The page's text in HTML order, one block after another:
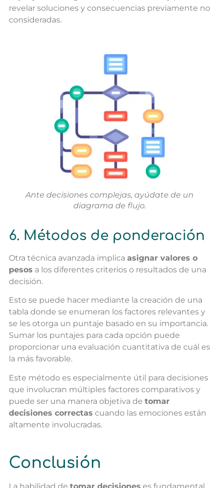
revelar soluciones y consecuencias previamente no
consideradas.
Ante decisiones complejas, ayúdate de un
diagrama de flujo.
6. Métodos de ponderación
Otra técnica avanzada implica asignar valores o
pesos a los diferentes criterios o resultados de una
decisión.
Esto se puede hacer mediante la creación de una
tabla donde se enumeran los factores relevantes y
se les otorga un puntaje basado en su importancia.
Sumar los puntajes para cada opción puede
proporcionar una evaluación cuantitativa de cuál es
la más favorable.
Este método es especialmente útil para decisiones
que involucran múltiples factores comparativos y
puede ser una manera objetiva de tomar
decisiones correctas cuando las emociones están
altamente involucradas.
Conclusión